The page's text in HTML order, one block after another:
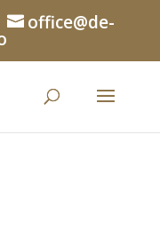
office@de-